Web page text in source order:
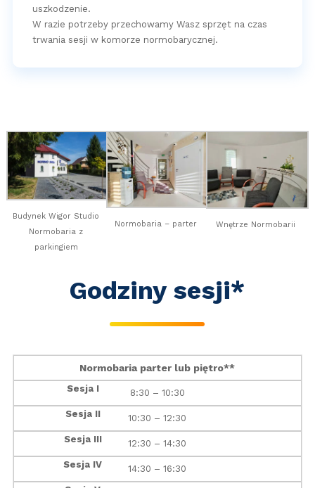
uszkodzenie.
W razie potrzeby przechowamy Wasz sprzęt na czas
trwania sesji w komorze normobarycznej.
Budynek Wigor Studio
Normobaria z
parkingiem
Normobaria – parter Wnętrze Normobarii
Godziny sesji*
Normobaria parter lub piętro**
8:30 – 10:30
10:30 – 12:30
12:30 – 14:30
14:30 – 16:30